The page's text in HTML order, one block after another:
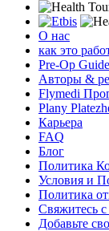
О нас
как это
Pre-Op Guide
Авторы &
Flymedi
Plany
Карьера
FAQ
Блог
Политика
Условия и
Политика
Свяжитесь
Добавьте